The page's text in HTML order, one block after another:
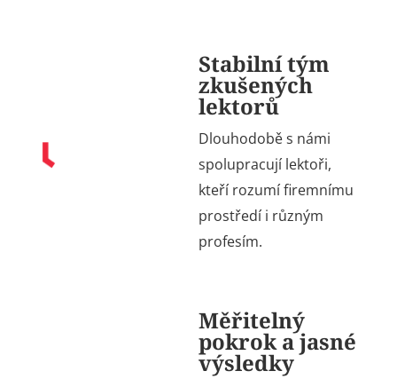
Stabilní tým
zkušených
lektorů
Dlouhodobě s námi
spolupracujílektoři,
kteří rozumí firemnímu
prostředíi různým
profesím.
Měřitelný
pokrok a jasné
výsledky